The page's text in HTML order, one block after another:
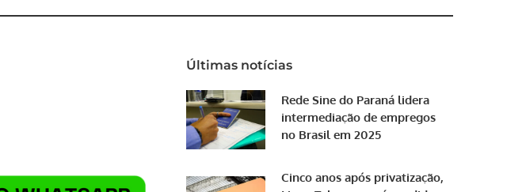
Últimas notícias
Rede Sine do Paraná lidera
intermediação de empregos
no Brasil em 2025
Cinco anos após privatização,